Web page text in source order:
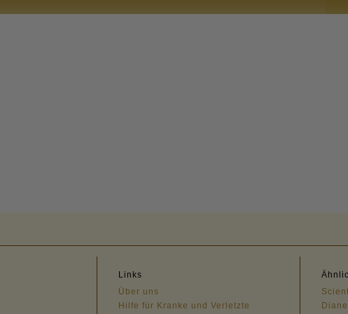
Links
Über uns
Hilfe für Kranke und Verletzte